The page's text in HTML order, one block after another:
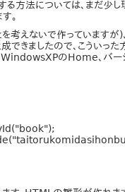
法については、まだ少し
。
考えないで作っていますが)
きましたので、こういった
WindowsXPのHome、バー